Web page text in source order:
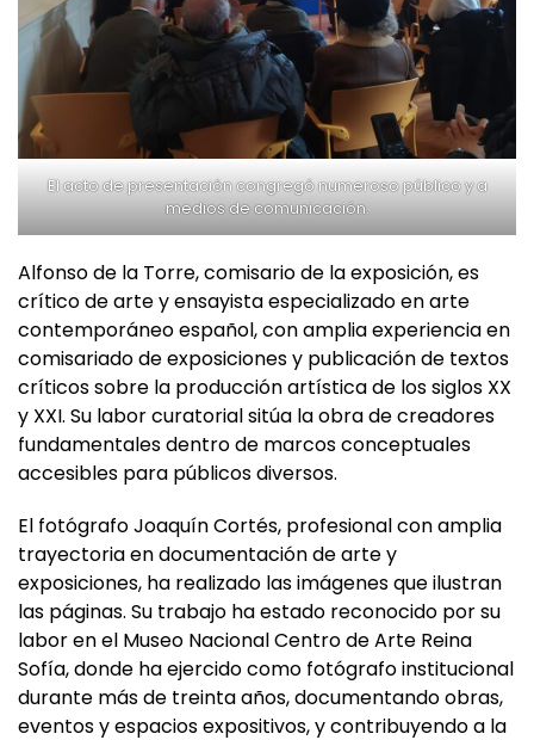
El acto de presentación congregó numeroso público y a
medios de comunicación.
Alfonso de la Torre, comisario de la exposición, es
crítico de arte y ensayista especializado en arte
contemporáneo español, con amplia experiencia en
comisariado de exposiciones y publicación de textos
críticos sobre la producción artística de los siglos XX
y XXI. Su labor curatorial sitúa la obra de creadores
fundamentales dentro de marcos conceptuales
accesibles para públicos diversos.
El fotógrafo Joaquín Cortés, profesional con amplia
trayectoria en documentación de arte y
exposiciones, ha realizado las imágenes que ilustran
las páginas. Su trabajo ha estado reconocido por su
labor en el Museo Nacional Centro de Arte Reina
Sofía, donde ha ejercido como fotógrafo institucional
durante más de treinta años, documentando obras,
eventos y espacios expositivos, y contribuyendo a la